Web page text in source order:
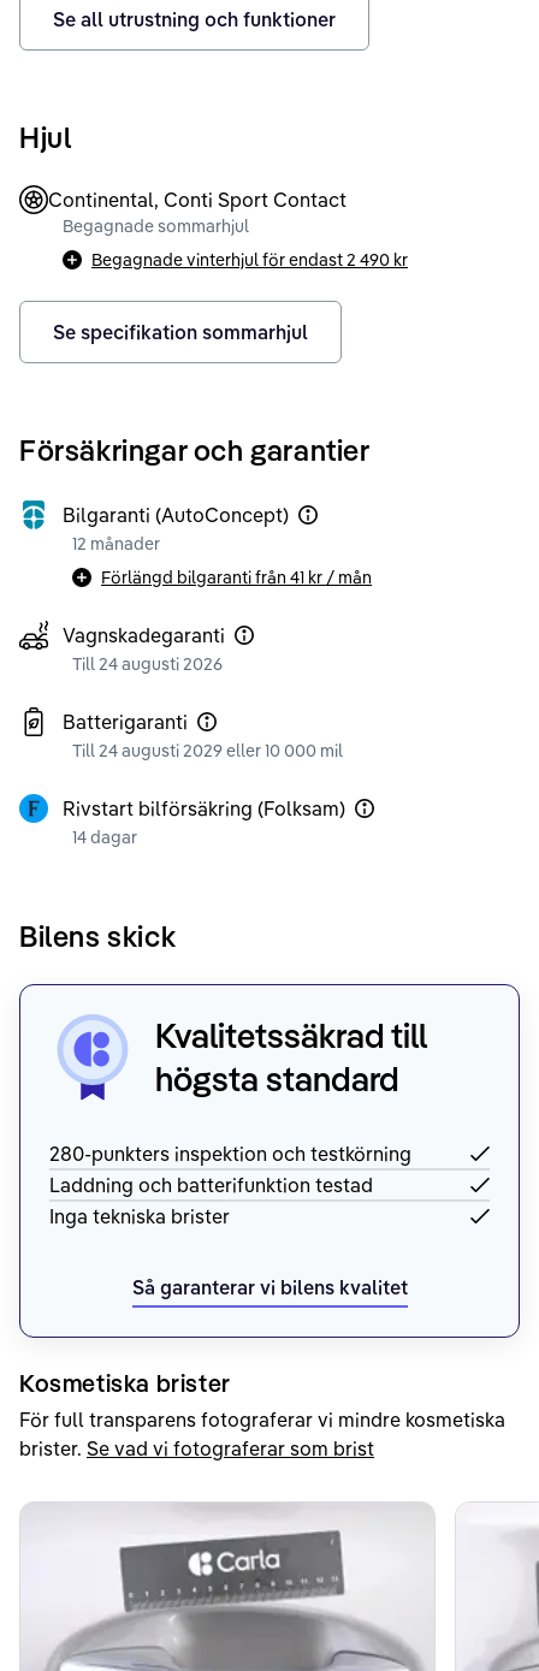
Se all utrustning och funktioner
Hjul
Continental, Conti Sport Contact
Begagnade sommarhjul
Begagnade vinterhjul för endast2 490 kr
Se specifikation sommarhjul
Försäkringar och garantier
Bilgaranti (AutoConcept)
12 månader
Förlängd bilgaranti från 41 kr / mån
Vagnskadegaranti
Till 24 augusti 2026
Batterigaranti
Till 24 augusti 2029 eller 10 000 mil
Rivstart bilförsäkring (Folksam)
14 dagar
Bilens skick
Kvalitetssäkrad till
högsta standard
280-punkters inspektion och testkörning
Laddning och batterifunktion testad
Inga tekniska brister
Så garanterar vi bilens kvalitet
Kosmetiska brister
För full transparens fotograferar vi mindre kosmetiska
brister. Se vad vi fotograferar som brist